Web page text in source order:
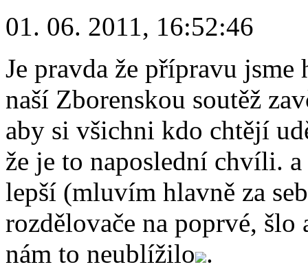
01. 06. 2011, 16:52:46
Je pravda že přípravu
naší Zborenskou soutěž
aby si všichni kdo chtějí
že je to naposlední chvíli.
lepší (mluvím hlavně za
rozdělovače na poprvé, šlo
nám to neublížilo .